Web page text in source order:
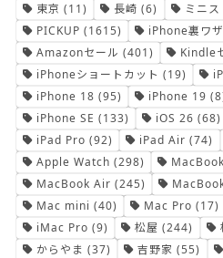
東京 (11) 長崎 (6) ミニ
PICKUP (1615) iPhone裏ワザ
Amazonセール (401) Kindle
iPhoneショートカット (19)
iPhone 18 (95) iPhone 19
iPhone SE (133) iOS 26 (68)
iPad Pro (92) iPad Air (74)
Apple Watch (298) MacBook
MacBook Air (245)
Mac mini (40) Mac Pro (17)
iMac Pro (9) 松屋 (244)
からやま (37) 吉野家 (55)